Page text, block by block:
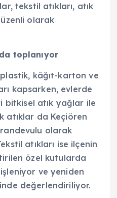
tekstil atıkları, atık
olarak
toplanıyor
kâğıt-karton ve
kapsarken, evlerde
bitkisel atık yağlar ile
atıklar da Keçiören
olarak
atıkları ise ilçenin
özel kutularda
ve yeniden
değerlendiriliyor.